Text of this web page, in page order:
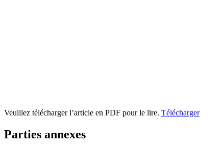
Veuillez télécharger l’article en PDF pour le lire. Télécharger
Parties annexes